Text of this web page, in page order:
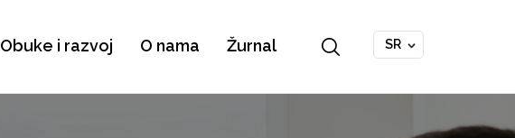
Obuke i razvoj O nama Žurnal SR